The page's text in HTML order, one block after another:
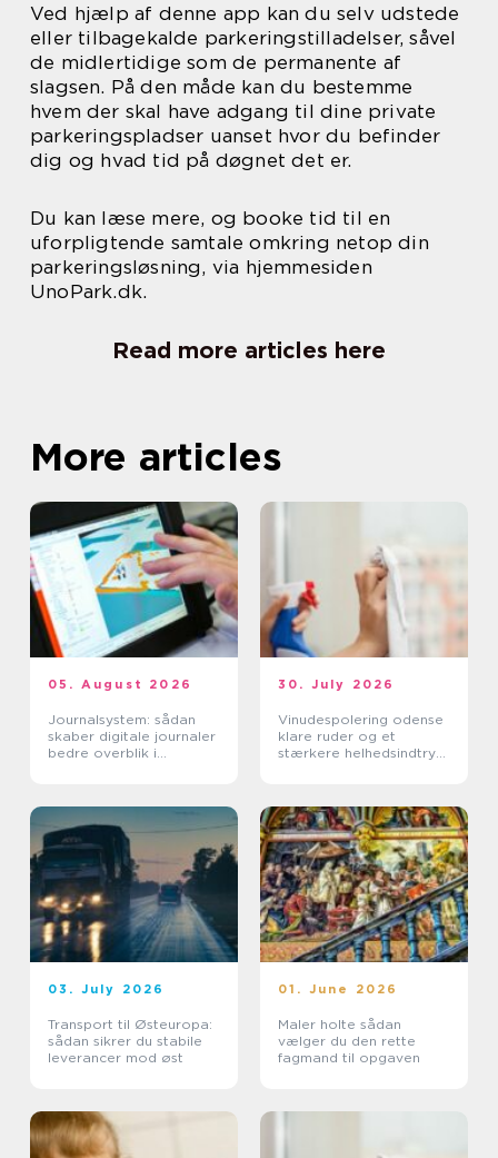
Ved hjælp af denne app kan du selv udstede
eller tilbagekalde parkeringstilladelser, såvel
de midlertidige som de permanente af
slagsen. På den måde kan du bestemme
hvem der skal have adgang til dine private
parkeringspladser uanset hvor du befinder
dig og hvad tid på døgnet det er.
Du kan læse mere, og booke tid til en
uforpligtende samtale omkring netop din
parkeringsløsning, via hjemmesiden
UnoPark.dk.
Read more articles here
More articles
05. August 2026
Journalsystem: sådan
skaber digitale journaler
bedre overblik i
30. July 2026
Vinudespolering odense
klare ruder og et
stærkere helhedsindtryk
03. July 2026
Transport til Østeuropa:
sådan sikrer du stabile
leverancer mod øst
01. June 2026
Maler holte sådan
vælger du den rette
fagmand til opgaven